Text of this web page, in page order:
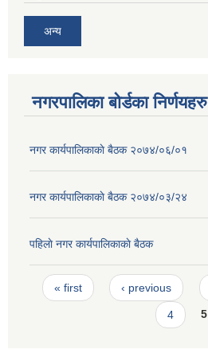
अन्य
नगरपालिका बोर्डका निर्णयहरु
नगर कार्यपालिकाकाे बैठक २०७४/०६/०१
नगर कार्यपालिकाकाे बैठक २०७४/०३/२४
पहिलाे नगर कार्यपालिकाकाे बैठक
Pages
« first ‹ previous
4 5